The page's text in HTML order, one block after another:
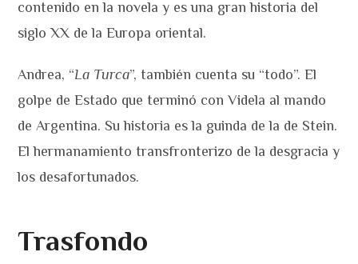
contenido en la novela y es una gran historia del
siglo XX de la Europa oriental.
Andrea, “La Turca”, también cuenta su “todo”. El
golpe de Estado que terminó con Videla al mando
de Argentina. Su historia es la guinda de la de Stein.
El hermanamiento transfronterizo de la desgracia y
los desafortunados.
Trasfondo